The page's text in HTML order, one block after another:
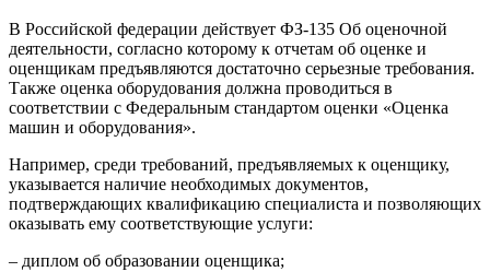
В Российской федерации действует ФЗ-135 Об оценочной
деятельности, согласно которому к отчетам об оценке и
оценщикам предъявляются достаточно серьезные требования.
Также оценка оборудования должна проводиться в
соответствии с Федеральным стандартом оценки «Оценка
машин и оборудования».
Например, среди требований, предъявляемых к оценщику,
указывается наличие необходимых документов,
подтверждающих квалификацию специалиста и позволяющих
оказывать ему соответствующие услуги:
– диплом об образовании оценщика;